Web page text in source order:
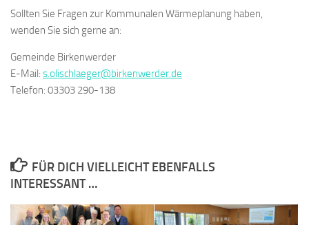
Sollten Sie Fragen zur Kommunalen Wärmeplanung haben,
wenden Sie sich gerne an:
Gemeinde Birkenwerder
E-Mail: s.olischlaeger@birkenwerder.de
Telefon: 03303 290-138
FÜR DICH VIELLEICHT EBENFALLS
INTERESSANT …